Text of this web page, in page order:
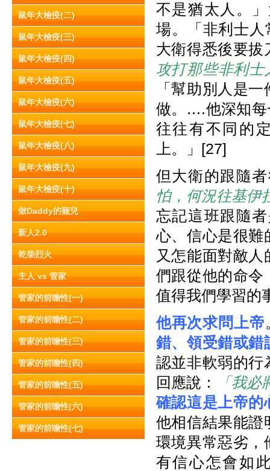
鼠年大檢疫(二)
鼠年大檢疫(三)
鼠年大檢疫(四)
鼠年大檢疫(五)
鼠年大檢疫(六)
鼠年大檢疫(七)
鼠年大檢疫(八)
鼠年大檢疫(九)
鼠年大檢疫(十)
做Daddy的寵兒
新人2.0
乾柴烈火
主人 vs 管家
管家的前瞻性(一)
管家的前瞻性(二)
管家的前瞻性(三)
管家的前瞻性(四)
管家的前瞻性(五)
管家的前瞻性(六)
管家的前瞻性(七)
不是猶太人。
場。「非利士
大衛得悉後要拔
攻打那些非利
「幫助別人是
做。….他深知每
往往有不同的
上。」[27]
但大衛的跟隨
怕，何況往基伊
忘記這班跟隨
心、信心是很難
又怎能面對敵
們跟從他的命令
值得我們學習
他再次求問上帝
錯、領受錯或錯
認並非軟弱的行
回應說：
「我
確認這是上帝的
他相信結果能證
環境異常惡劣，
有信心怎會如